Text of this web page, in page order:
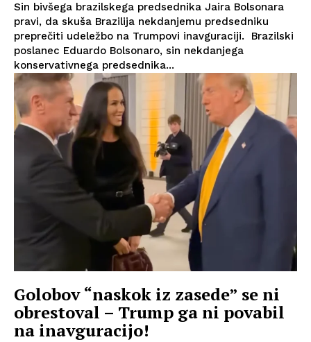
Sin bivšega brazilskega predsednika Jaira Bolsonara
pravi, da skuša Brazilija nekdanjemu predsedniku
preprečiti udeležbo na Trumpovi inavguraciji. Brazilski
poslanec Eduardo Bolsonaro, sin nekdanjega
konservativnega predsednika...
Golobov “naskok iz zasede” se ni
obrestoval – Trump ga ni povabil
na inavguracijo!